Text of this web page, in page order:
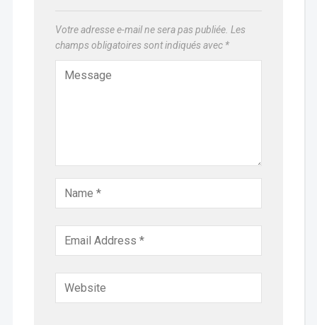
Votre adresse e-mail ne sera pas publiée. Les
champs obligatoires sont indiqués avec *